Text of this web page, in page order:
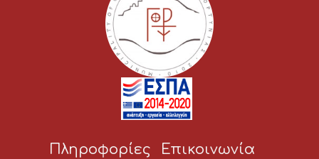
Πληροφορίες Επικοινωνία